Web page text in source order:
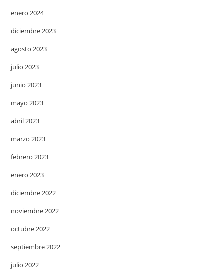
enero 2024
diciembre 2023
agosto 2023
julio 2023
junio 2023
mayo 2023
abril 2023
marzo 2023
febrero 2023
enero 2023
diciembre 2022
noviembre 2022
octubre 2022
septiembre 2022
julio 2022